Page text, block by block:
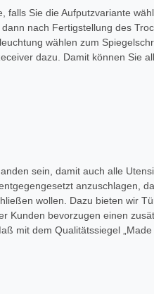
Sie die Aufputzvariante
nach Fertigstellung des
wählen zum
dazu. Damit können Sie
sein, damit auch alle
anzuschlagen,
wollen. Dazu bieten wir
Kunden bevorzugen einen
mit dem Qualitätssiegel „Made